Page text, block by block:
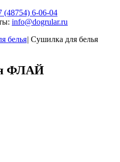
(48754) 6-06-04
info@dogrular.ru
белья| Сушилка для белья
ФЛАЙ